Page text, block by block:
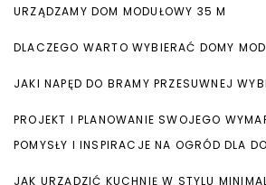
URZĄDZAMY DOM MODUŁOWY 35 M
DLACZEGO WARTO WYBIERAĆ DOMY
JAKI NAPĘD DO BRAMY PRZESUWNEJ
PROJEKT I PLANOWANIE SWOJEGO
POMYSŁY I INSPIRACJE NA OGRÓD DLA
JAK URZĄDZIĆ KUCHNIĘ W STYLU